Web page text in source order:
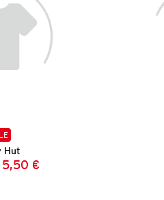
Hut
Preis:
Preis:
5,50 €